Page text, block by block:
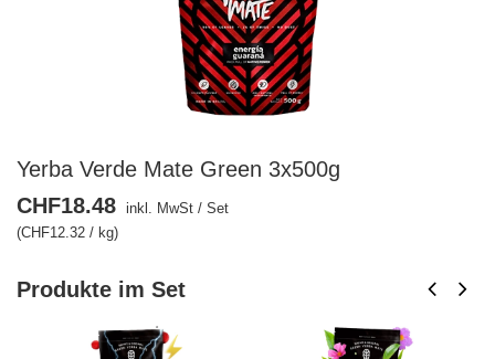
Yerba Verde Mate Green 3x500g
Produkte im Set
CHF18.48 inkl. MwSt / Set
(CHF12.32 / kg)